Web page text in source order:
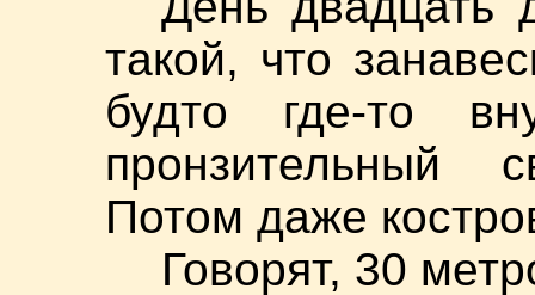
такой, что
будто где-то
пронзительный
Потом даже
Говорят, 30